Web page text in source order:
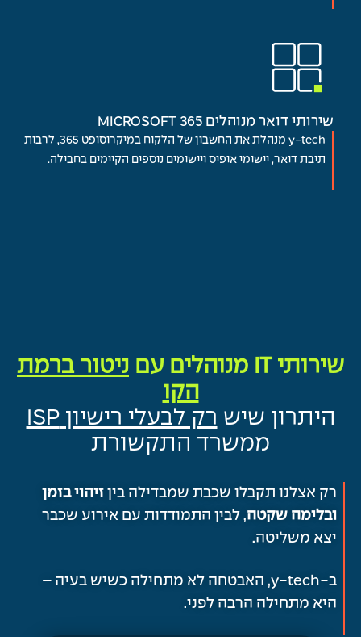
שירותי דואר מנוהלים 365 MICROSOFT
y-tech מנהלת את החשבון של הלקוח במיקרוסופט 365, לרבות
תיבת דואר, יישומי אופיס ויישומים נוספים הקיימים בחבילה.
שירותי IT מנוהלים עם
ניטור ברמת
הקו
היתרון שיש רק לבעלי רישיון ISP
ממשרד התקשורת
רק אצלנו תקבלו שכבת שמבדילה ביןזיהוי בזמן
ובלימה שקטה, לבין התמודדות עם אירוע שכבר
יצא משליטה.
ב-y-tech, האבטחה לא מתחילה כשיש בעיה –
היא מתחילה הרבה לפני.